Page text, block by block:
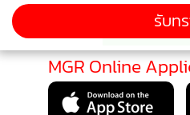
รู้ และการสร้างสรรค์ผลงาน ด้ว
การปรับแต่งซึ่งขับเคลื่อนโดยแ
อินเทล ไม่ว่าจะเป็นหน่วยประมว
ผลประสาท (NPU) และหน่วยปร
ช่วยให้ทุกคนสามารถใช้ประโย
MGR Online
รับท